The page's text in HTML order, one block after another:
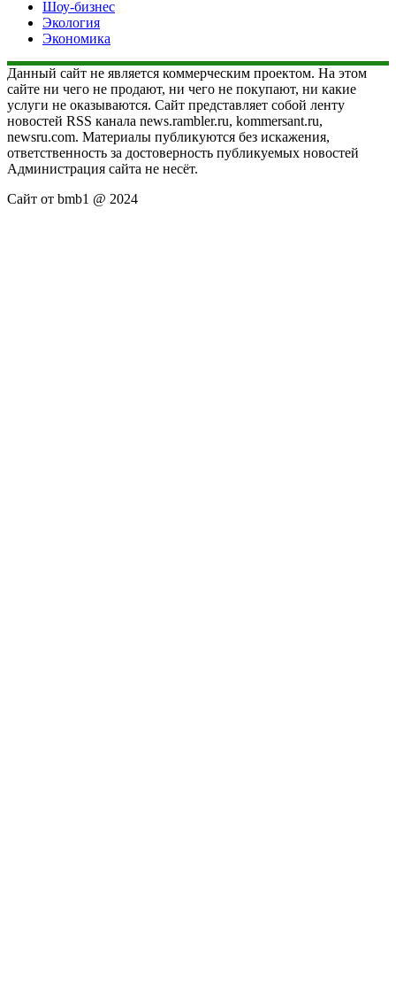
Шоу-бизнес
Экология
Экономика
Данный сайт не является коммерческим проектом. На этом
сайте ни чего не продают, ни чего не покупают, ни какие
услуги не оказываются. Сайт представляет собой ленту
новостей RSS канала news.rambler.ru, kommersant.ru,
newsru.com. Материалы публикуются без искажения,
ответственность за достоверность публикуемых новостей
Администрация сайта не несёт.
Сайт от bmb1 @ 2024